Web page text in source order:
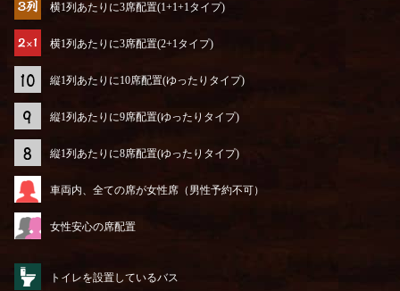
横1列あたりに3席配置(1+1+1タイプ)
横1列あたりに3席配置(2+1タイプ)
縦1列あたりに10席配置(ゆったりタイプ)
縦1列あたりに9席配置(ゆったりタイプ)
縦1列あたりに8席配置(ゆったりタイプ)
車両内、全ての席が女性席（男性予約不可）
女性安心の席配置
トイレを設置しているバス